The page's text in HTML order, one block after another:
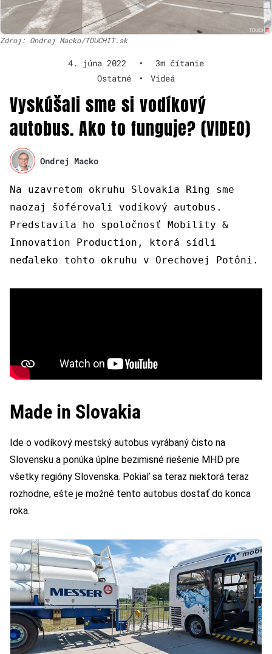
Zdroj: Ondrej Macko/TOUCHIT.sk
4. júna 2022 •
3m čítanie
Ostatné
• Videá
Vyskúšali sme si vodíkový
autobus. Ako to funguje? (VIDEO)
Ondrej Macko
Na uzavretom okruhu Slovakia Ring sme
naozaj šoférovali vodíkový autobus.
Predstavila ho spoločnosť Mobility &
Innovation Production, ktorá sídli
neďaleko tohto okruhu v Orechovej Potôni.
Made in Slovakia
Ide o vodíkový mestský autobus vyrábaný čisto na
Slovensku a ponúka úplne bezimisné riešenie MHD pre
všetky regióny Slovenska. Pokiaľ sa teraz niektorá teraz
rozhodne, ešte je možné tento autobus dostať do konca
roka.